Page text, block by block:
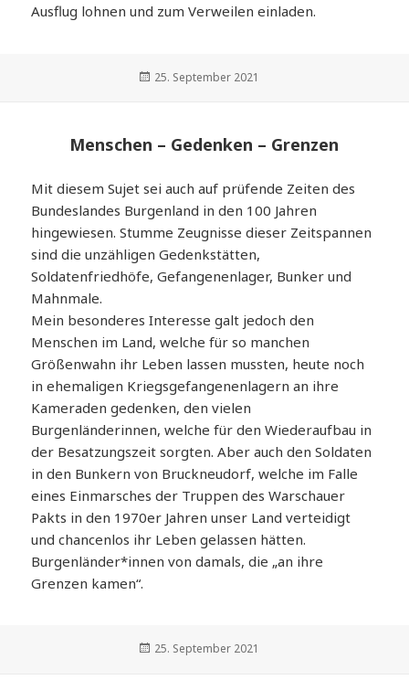
Ausflug lohnen und zum Verweilen einladen.
Veröffentlicht
25. September 2021
Menschen – Gedenken – Grenzen
Mit diesem Sujet sei auch auf prüfende Zeiten des
Bundeslandes Burgenland in den 100 Jahren
hingewiesen. Stumme Zeugnisse dieser Zeitspannen
sind die unzähligen Gedenkstätten,
Soldatenfriedhöfe, Gefangenenlager, Bunker und
Mahnmale.
Mein besonderes Interesse galt jedoch den
Menschen im Land, welche für so manchen
Größenwahn ihr Leben lassen mussten, heute noch
in ehemaligen Kriegsgefangenenlagern an ihre
Kameraden gedenken, den vielen
Burgenländerinnen, welche für den Wiederaufbau in
der Besatzungszeit sorgten. Aber auch den Soldaten
in den Bunkern von Bruckneudorf, welche im Falle
eines Einmarsches der Truppen des Warschauer
Pakts in den 1970er Jahren unser Land verteidigt
und chancenlos ihr Leben gelassen hätten.
Burgenländer*innen von damals, die „an ihre
Grenzen kamen“.
Veröffentlicht
25. September 2021